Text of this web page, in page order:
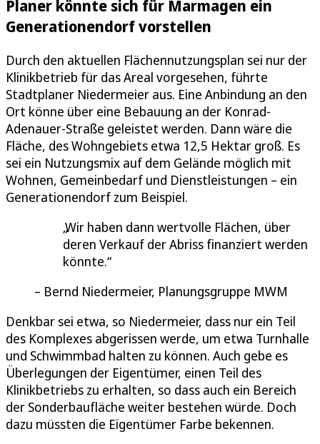
Planer könnte sich für Marmagen ein
Generationendorf vorstellen
Durch den aktuellen Flächennutzungsplan sei nur der
Klinikbetrieb für das Areal vorgesehen, führte
Stadtplaner Niedermeier aus. Eine Anbindung an den
Ort könne über eine Bebauung an der Konrad-
Adenauer-Straße geleistet werden. Dann wäre die
Fläche, des Wohngebiets etwa 12,5 Hektar groß. Es
sei ein Nutzungsmix auf dem Gelände möglich mit
Wohnen, Gemeinbedarf und Dienstleistungen – ein
Generationendorf zum Beispiel.
Wir haben dann wertvolle Flächen, über
deren Verkauf der Abriss finanziert werden
könnte.
Bernd Niedermeier, Planungsgruppe MWM
Denkbar sei etwa, so Niedermeier, dass nur ein Teil
des Komplexes abgerissen werde, um etwa Turnhalle
und Schwimmbad halten zu können. Auch gebe es
Überlegungen der Eigentümer, einen Teil des
Klinikbetriebs zu erhalten, so dass auch ein Bereich
der Sonderbaufläche weiter bestehen würde. Doch
dazu müssten die Eigentümer Farbe bekennen.